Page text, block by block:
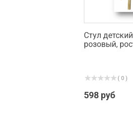
Стул
розовый,
( 0 )
598 руб